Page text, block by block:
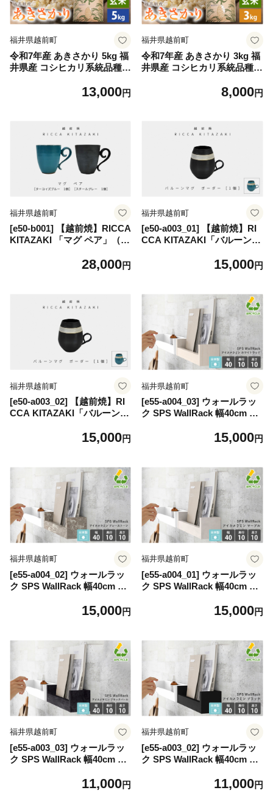
福井県越前町
令和7年産 あきさかり 5kg 福
井県産 コシヒカリ系統品種
キロ】 [e30-a092]13,000円
福井県越前町
令和7年産 あきさかり 3kg 福
井県産 コシヒカリ系統品種
8,000円
福井県越前町
[e50-b001] 【越前焼】RICCA
KITAZAKI 「マグ ペア」（タ
グレー 各1個）【福井県 伝統
28,000円
福井県越前町
[e50-a003_01] 【越前焼】RI
CCA KITAZAKI「バルーンマ
イズブルー or スチールグレ
ーカップ おしゃれ】【カラ
ー：ターコイズブルー】
15,000円
福井県越前町
[e50-a003_02] 【越前焼】RI
CCA KITAZAKI「バルーンマ
イズブルー or スチールグレ
ーカップ おしゃれ】【カラ
ー：スチールグレー】
15,000円
福井県越前町
[e55-a004_03] ウォールラッ
ク SPS WallRack 幅40cm ア
小さいけれど頼れるラック！
ミン 木製 収納 】【カラー：
WHW（ホワイトウッド）】
15,000円
福井県越前町
[e55-a004_02] ウォールラッ
ク SPS WallRack 幅40cm ア
小さいけれど頼れるラック！
ミン 木製 収納 】【カラー：
GS（グレーストーン）】
15,000円
福井県越前町
[e55-a004_01] ウォールラッ
ク SPS WallRack 幅40cm ア
小さいけれど頼れるラック！
ミン 木製 収納 】【カラー：
MB（マーブル）】
15,000円
福井県越前町
[e55-a003_03] ウォールラッ
ク SPS WallRack 幅40cm ア
小さいけれど頼れるラック！
11,000円
福井県越前町
[e55-a003_02] ウォールラッ
ク SPS WallRack 幅40cm ア
小さいけれど頼れるラック！
11,000円